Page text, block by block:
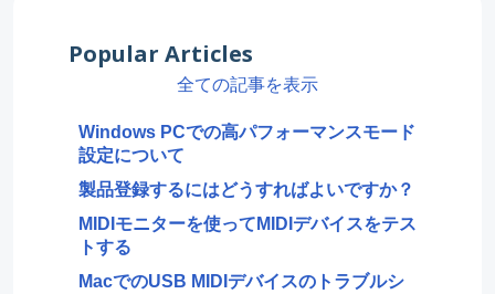
Popular Articles
全ての記事を表示
Windows PCでの高パフォーマンスモード
設定について
製品登録するにはどうすればよいですか？
MIDIモニターを使ってMIDIデバイスをテス
トする
MacでのUSB MIDIデバイスのトラブルシ